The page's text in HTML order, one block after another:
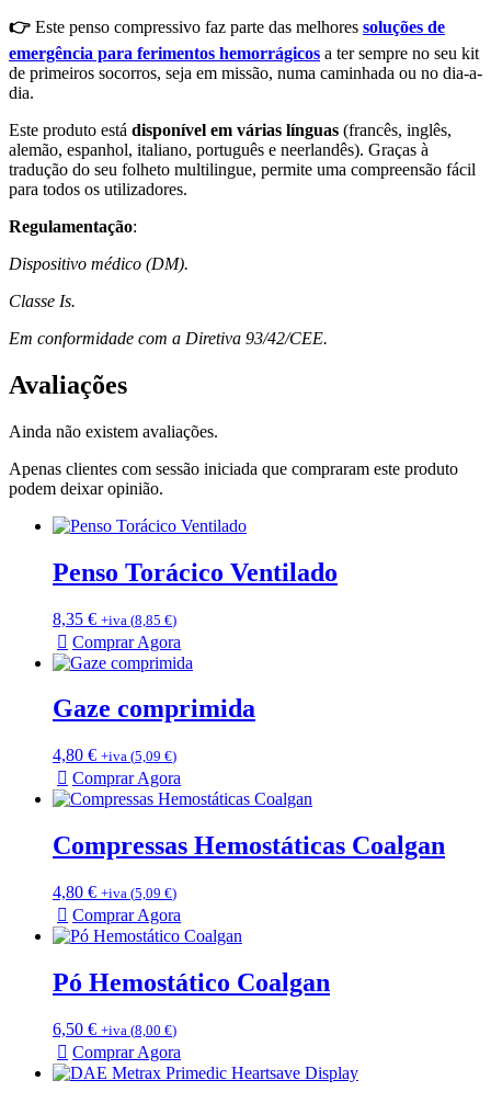
👉 Este penso compressivo faz parte das melhores soluções de
emergência para ferimentos hemorrágicos a ter sempre no seu kit
de primeiros socorros, seja em missão, numa caminhada ou no dia-a-
dia.
Este produto está disponível em várias línguas (francês, inglês,
alemão, espanhol, italiano, português e neerlandês). Graças à
tradução do seu folheto multilingue, permite uma compreensão fácil
para todos os utilizadores.
Regulamentação:
Dispositivo médico (DM).
Classe Is.
Em conformidade com a Diretiva 93/42/CEE.
Avaliações
Ainda não existem avaliações.
Apenas clientes com sessão iniciada que compraram este produto
podem deixar opinião.
Penso Torácico Ventilado
8,35 € +iva (8,85 €)
Comprar Agora
Gaze comprimida
4,80 € +iva (5,09 €)
Comprar Agora
Compressas Hemostáticas Coalgan
4,80 € +iva (5,09 €)
Comprar Agora
Pó Hemostático Coalgan
6,50 € +iva (8,00 €)
Comprar Agora